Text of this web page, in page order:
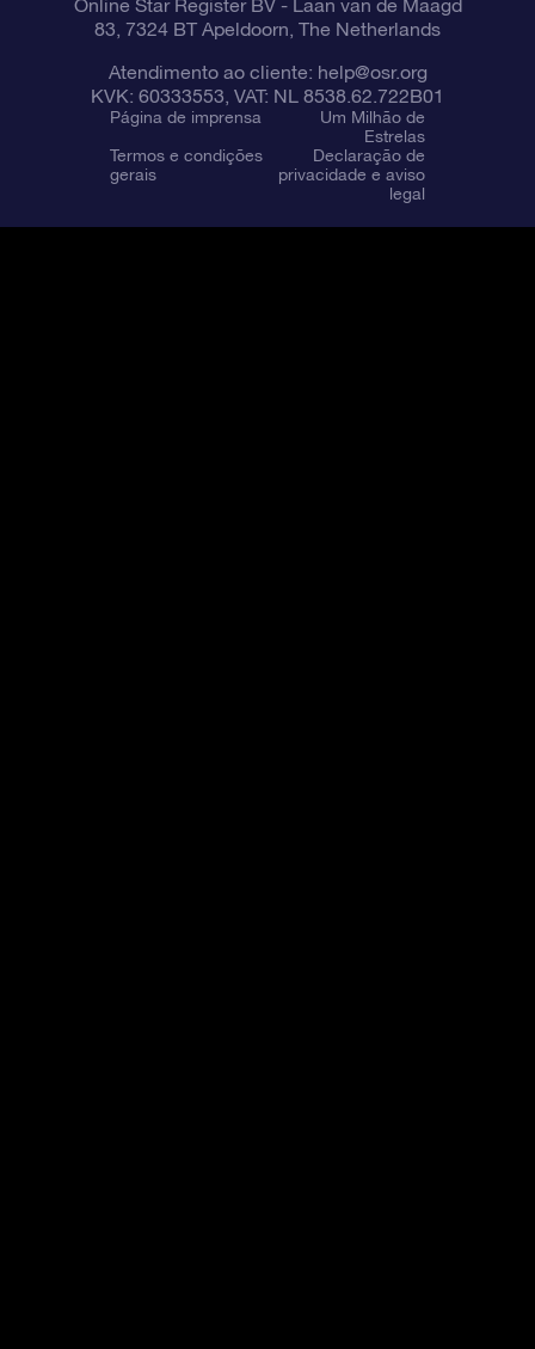
Online Star Register BV- Laan van de Maagd
83, 7324 BT Apeldoorn, The Netherlands
Atendimento ao cliente: help@osr.org
KVK: 60333553, VAT: NL 8538.62.722B01
Página de imprensa
Um Milhão de
Estrelas
Termos e condições
gerais
Declaração de
privacidade e aviso
legal